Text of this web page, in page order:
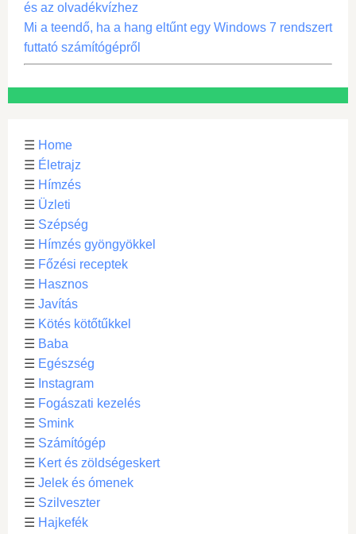
és az olvadékvízhez
Mi a teendő, ha a hang eltűnt egy Windows 7 rendszert
futtató számítógépről
☰ Home
☰ Életrajz
☰ Hímzés
☰ Üzleti
☰ Szépség
☰ Hímzés gyöngyökkel
☰ Főzési receptek
☰ Hasznos
☰ Javítás
☰ Kötés kötőtűkkel
☰ Baba
☰ Egészség
☰ Instagram
☰ Fogászati kezelés
☰ Smink
☰ Számítógép
☰ Kert és zöldségeskert
☰ Jelek és ómenek
☰ Szilveszter
☰ Hajkefék